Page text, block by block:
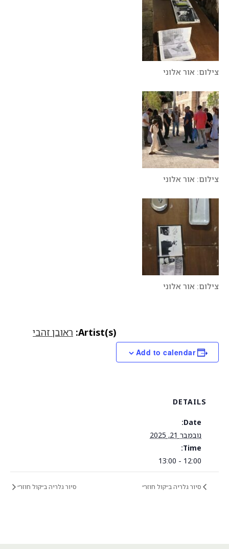
צילום: אור אלוני
צילום: אור אלוני
צילום: אור אלוני
Add to calendar
Artist(s): ראובן זהבי
DETAILS
Date:
נובמבר 21, 2025
Time:
12:00 - 13:00
סיור גלריה ב״קול חוזר״ סיור גלריה ב״קול חוזר״